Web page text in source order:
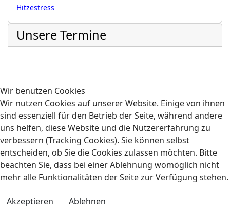
Hitzestress
Unsere Termine
Wir benutzen Cookies
Wir nutzen Cookies auf unserer Website. Einige von ihnen
sind essenziell für den Betrieb der Seite, während andere
uns helfen, diese Website und die Nutzererfahrung zu
verbessern (Tracking Cookies). Sie können selbst
entscheiden, ob Sie die Cookies zulassen möchten. Bitte
beachten Sie, dass bei einer Ablehnung womöglich nicht
mehr alle Funktionalitäten der Seite zur Verfügung stehen.
Akzeptieren
Ablehnen